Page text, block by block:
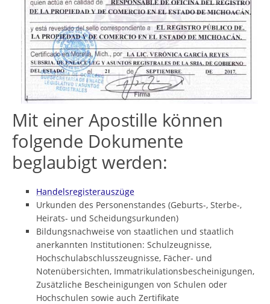
Mit einer Apostille können
folgende Dokumente
beglaubigt werden:
Handelsregisterauszüge
Urkunden des Personenstandes (Geburts-, Sterbe-,
Heirats- und Scheidungsurkunden)
Bildungsnachweise von staatlichen und staatlich
anerkannten Institutionen: Schulzeugnisse,
Hochschulabschlusszeugnisse, Fächer- und
Notenübersichten, Immatrikulationsbescheinigungen,
Zusätzliche Bescheinigungen von Schulen oder
Hochschulen sowie auch Zertifikate